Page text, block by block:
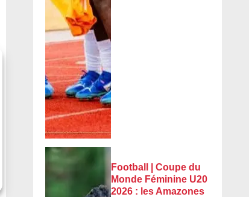
Football | Coupe du
Monde Féminine U20
2026 : les Amazones